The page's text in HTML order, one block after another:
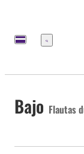
Menú
Bajo Flautas